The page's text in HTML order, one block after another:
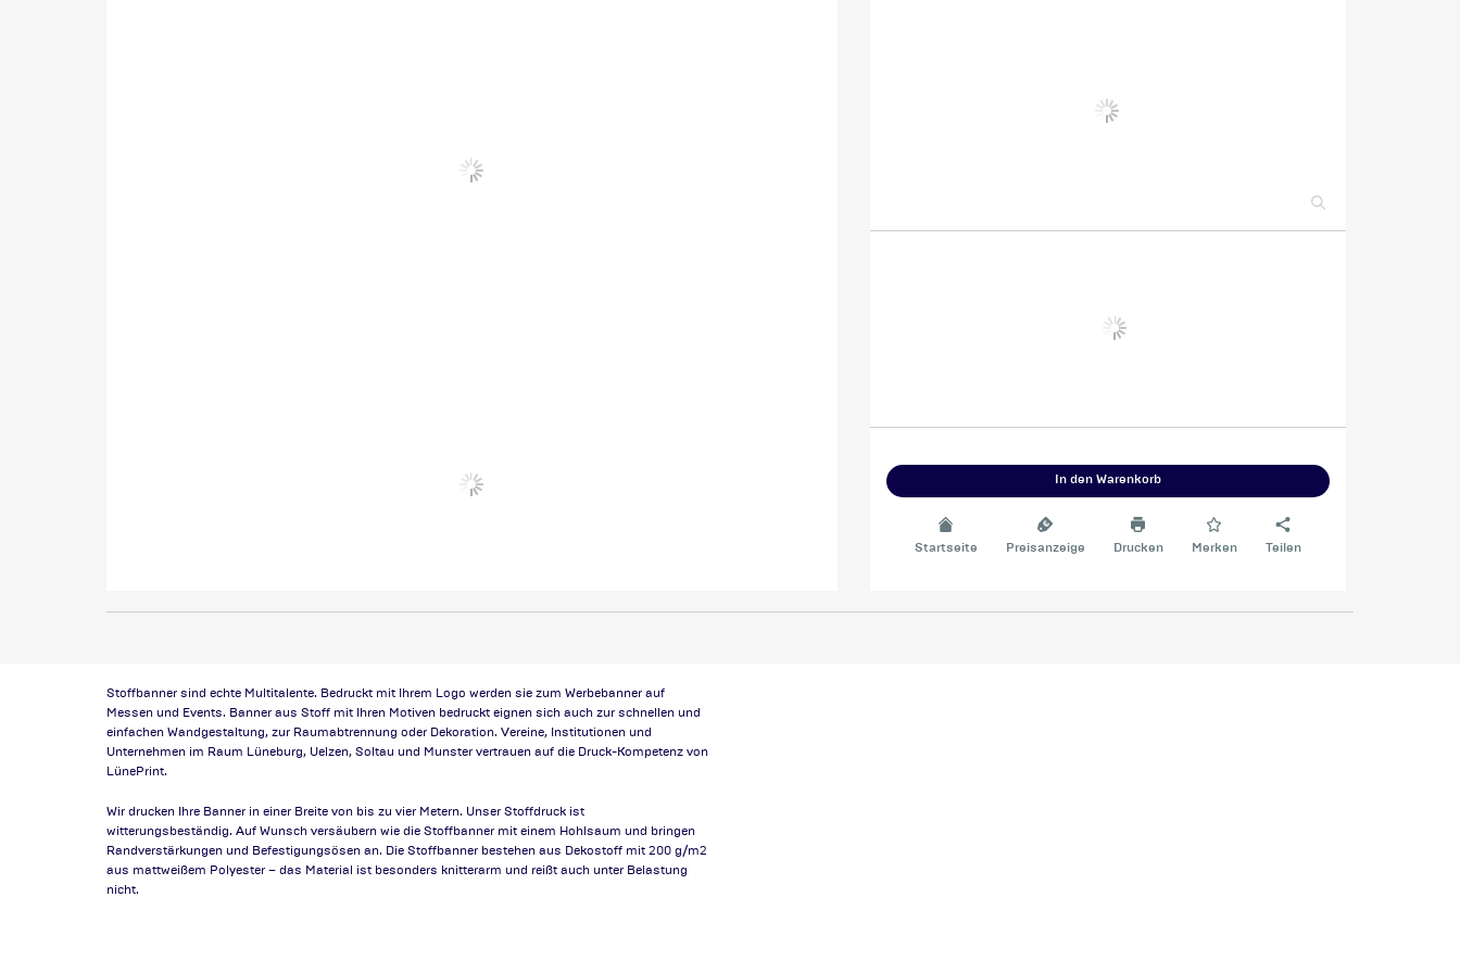
In den Warenkorb
Startseite Preisanzeige Drucken Merken Teilen
Stoffbanner sind echte Multitalente. Bedruckt mit Ihrem Logo werden sie zum Werbebanner auf
Messen und Events. Banner aus Stoff mit Ihren Motiven bedruckt eignen sich auch zur schnellen und
einfachen Wandgestaltung, zur Raumabtrennung oder Dekoration. Vereine, Institutionen und
Unternehmen im Raum Lüneburg, Uelzen, Soltau und Munster vertrauen auf die Druck-Kompetenz von
LünePrint.
Wir drucken Ihre Banner in einer Breite von bis zu vier Metern. Unser Stoffdruck ist
witterungsbeständig. Auf Wunsch versäubern wie die Stoffbanner mit einem Hohlsaum und bringen
Randverstärkungen und Befestigungsösen an. Die Stoffbanner bestehen aus Dekostoff mit 200 g/m2
aus mattweißem Polyester – das Material ist besonders knitterarm und reißt auch unter Belastung
nicht.